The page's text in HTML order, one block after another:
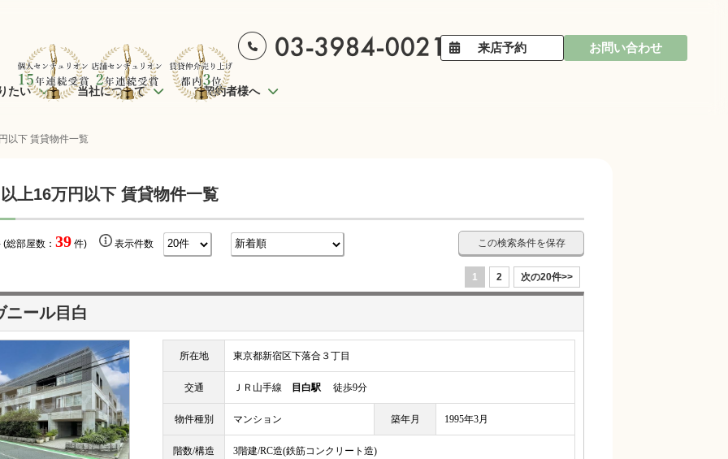
来店予約 お問い合わせ
たい 当社について ご契約者様へ
以下 賃貸物件一覧
上16万円以下 賃貸物件一覧
総部屋数： 39 件) 表示件数 この検索条件を保存
1 2 次の20件>>
ニール目白
所在地 東京都新宿区下落合３丁目
交通 ＪＲ山手線 目白駅 徒歩9分
物件種別 マンション 築年月 1995年3月
階数/構造 3階建/RC造(鉄筋コンクリート造)